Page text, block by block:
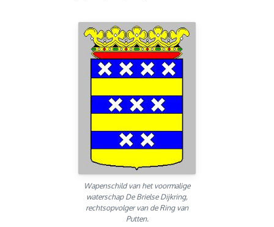
Wapenschild van het voormalige
waterschap De Brielse Dijkring,
rechtsopvolger van de Ring van
Putten.